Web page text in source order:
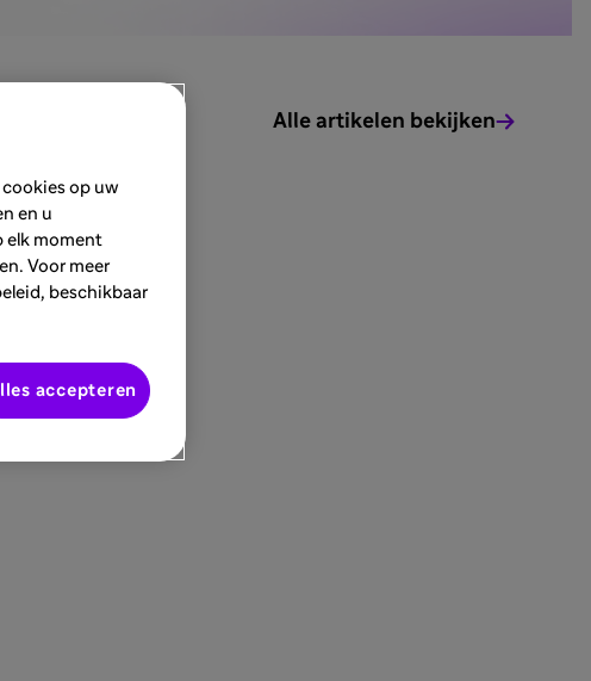
Alle artikelen bekijken
op uw
en u
elk moment
Voor meer
beschikbaar
accepteren